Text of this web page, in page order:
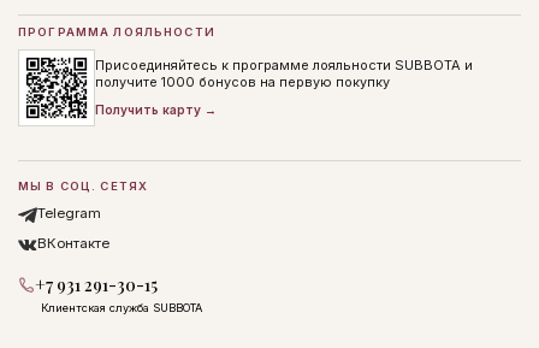
ПРОГРАММА ЛОЯЛЬНОСТИ
Присоединяйтесь к программе лояльности SUBBOTA и
получите 1000 бонусов на первую покупку
Получить карту →
МЫ В СОЦ. СЕТЯХ
Telegram
ВКонтакте
+7 931 291-30-15
Клиентская служба SUBBOTA